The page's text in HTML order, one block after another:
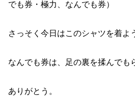
でも券・極力、なんでも券）
さっそく今日はこのシャツを着よ
なんでも券は、足の裏を揉んでも
ありがとう。